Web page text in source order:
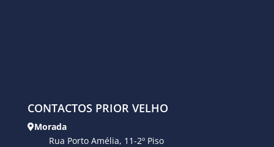
CONTACTOS PRIOR VELHO
Morada
Rua Porto Amélia, 11-2º Piso